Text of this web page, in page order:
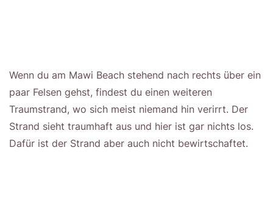
Wenn du am Mawi Beach stehend nach rechts über ein
paar Felsen gehst, findest du einen weiteren
Traumstrand, wo sich meist niemand hin verirrt. Der
Strand sieht traumhaft aus und hier ist gar nichts los.
Dafür ist der Strand aber auch nicht bewirtschaftet.